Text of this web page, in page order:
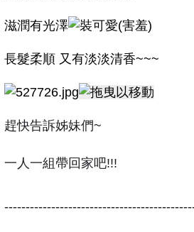
滋潤有光澤
長髮柔順 又有淡淡清香~~~
趕快告訴姊妹們~
一人一組帶回家吧!!!